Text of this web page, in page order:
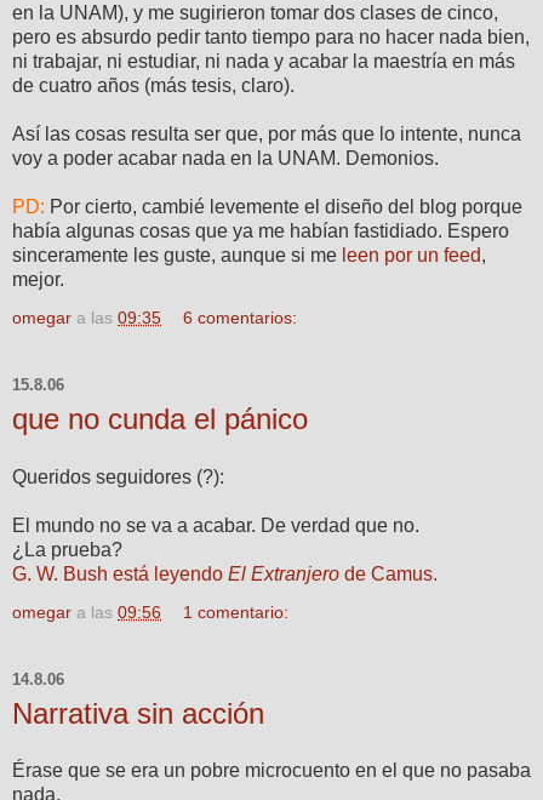
en la UNAM), y me sugirieron tomar dos clases de cinco,
pero es absurdo pedir tanto tiempo para no hacer nada bien,
ni trabajar, ni estudiar, ni nada y acabar la maestría en más
de cuatro años (más tesis, claro).
Así las cosas resulta ser que, por más que lo intente, nunca
voy a poder acabar nada en la UNAM. Demonios.
PD: Por cierto, cambié levemente el diseño del blog porque
había algunas cosas que ya me habían fastidiado. Espero
sinceramente les guste, aunque si me leen por un feed,
mejor.
omegar a las 09:35 6 comentarios:
15.8.06
que no cunda el pánico
Queridos seguidores (?):
El mundo no se va a acabar. De verdad que no.
¿La prueba?
G. W. Bush está leyendo El Extranjero de Camus.
omegar a las 09:56 1 comentario:
14.8.06
Narrativa sin acción
Érase que se era un pobre microcuento en el que no pasaba
nada.